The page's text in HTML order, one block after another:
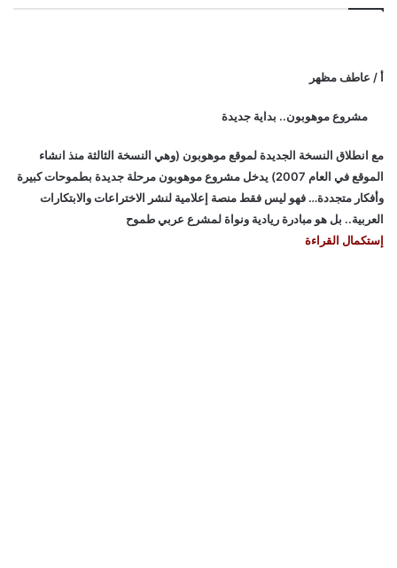
أ / عاطف مظهر
مشروع موهوبون.. بداية جديدة
مع انطلاق النسخة الجديدة لموقع موهوبون (وهي النسخة الثالثة منذ انشاء
الموقع في العام 2007) يدخل مشروع موهوبون مرحلة جديدة بطموحات كبيرة
وأفكار متجددة… فهو ليس فقط منصة إعلامية لنشر الاختراعات والابتكارات
العربية.. بل هو مبادرة ريادية ونواة لمشرع عربي طموح
إستكمال القراءة